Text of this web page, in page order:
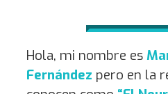
Hola, mi nombre es
Fernández pero en la